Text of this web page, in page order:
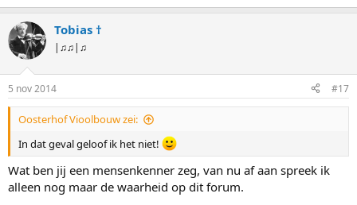
Tobias †
|♫♫|♫
5 nov 2014 #17
Oosterhof Vioolbouw zei:
In dat geval geloof ik het niet!
Wat ben jij een mensenkenner zeg, van nu af aan spreek ik
alleen nog maar de waarheid op dit forum.